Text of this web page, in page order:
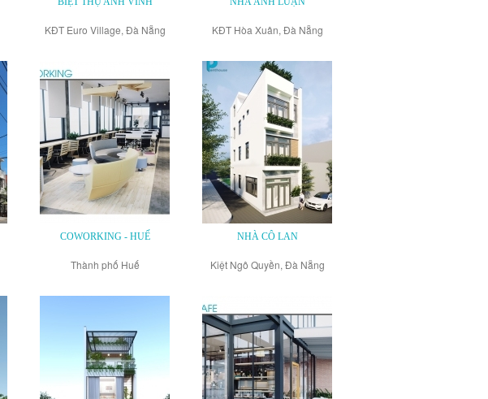
KĐT Euro Village, Đà Nẵng KĐT Hòa Xuân, Đà Nẵng
COWORKING - HUẾ
Thành phố Huế
NHÀ CÔ LAN
Kiệt Ngô Quyền, Đà Nẵng